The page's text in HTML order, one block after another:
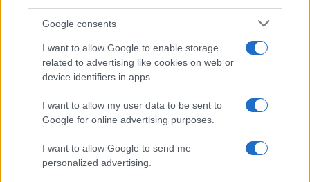
Google consents
I want to allow Google to enable storage
related to advertising like cookies on web or
device identifiers in apps.
I want to allow my user data to be sent to
Google for online advertising purposes.
I want to allow Google to send me
personalized advertising.
Guía práctica para entender conflictos
internacionales paso a paso